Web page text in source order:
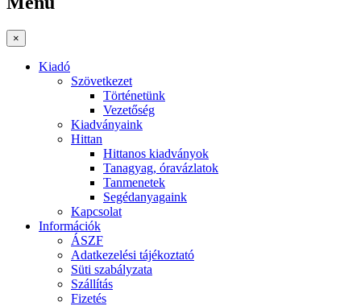
×
Kiadó
Szövetkezet
Történetünk
Vezetőség
Kiadványaink
Hittan
Hittanos kiadványok
Tanagyag, óravázlatok
Tanmenetek
Segédanyagaink
Kapcsolat
Információk
ÁSZF
Adatkezelési tájékoztató
Süti szabályzata
Szállítás
Fizetés